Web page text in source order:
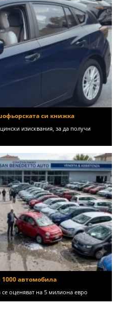
си книжка
изисквания, за да получи
автомобила
оценяват на 5 милиона евро